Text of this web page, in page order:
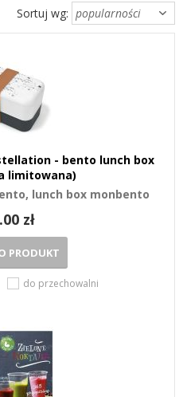
Sortuj wg:
- bento lunch box
limitowana)
lunch box monbento
zł
PRODUKT
do przechowalni